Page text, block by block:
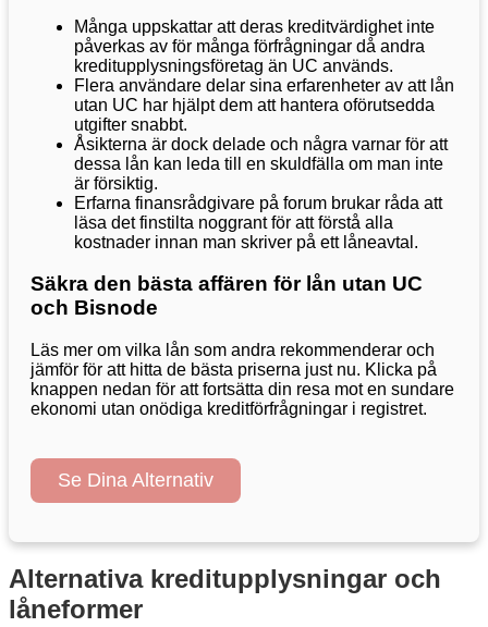
Många uppskattar att deras kreditvärdighet inte
påverkas av för många förfrågningar då andra
kreditupplysningsföretag än UC används.
Flera användare delar sina erfarenheter av att lån
utan UC har hjälpt dem att hantera oförutsedda
utgifter snabbt.
Åsikterna är dock delade och några varnar för att
dessa lån kan leda till en skuldfälla om man inte
är försiktig.
Erfarna finansrådgivare på forum brukar råda att
läsa det finstilta noggrant för att förstå alla
kostnader innan man skriver på ett låneavtal.
Säkra den bästa affären för lån utan UC
och Bisnode
Läs mer om vilka lån som andra rekommenderar och
jämför för att hitta de bästa priserna just nu. Klicka på
knappen nedan för att fortsätta din resa mot en sundare
ekonomi utan onödiga kreditförfrågningar i registret.
Se Dina Alternativ
Alternativa kreditupplysningar och
låneformer